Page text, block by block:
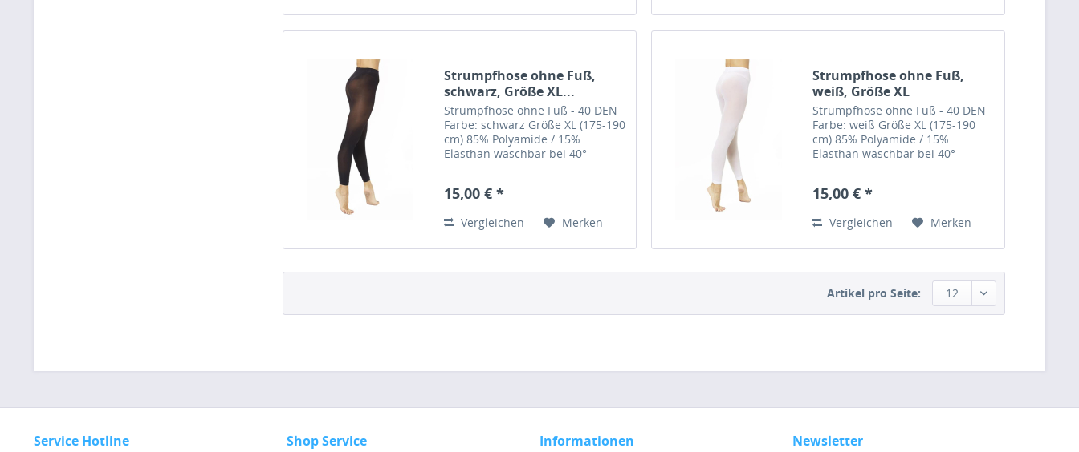
Strumpfhose ohne Fuß,
schwarz, Größe XL...
Strumpfhose ohne Fuß - 40 DEN
Farbe: schwarz Größe XL (175-190
cm) 85% Polyamide / 15%
Elasthan waschbar bei 40°
15,00 € *
Vergleichen Merken
Strumpfhose ohne Fuß,
weiß, Größe XL
Strumpfhose ohne Fuß - 40 DEN
Farbe: weiß Größe XL (175-190
cm) 85% Polyamide / 15%
Elasthan waschbar bei 40°
15,00 € *
Vergleichen Merken
Artikel pro Seite: 12
Service Hotline Shop Service Informationen Newsletter